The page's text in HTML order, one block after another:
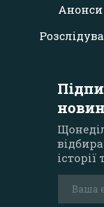
Анонси
новин